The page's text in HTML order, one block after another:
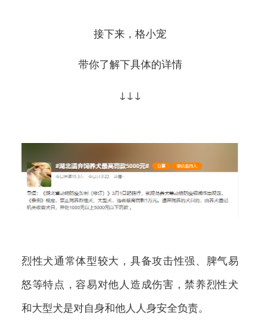
接下来，格小宠
带你了解下具体的详情
↓↓↓
烈性犬通常体型较大，具备攻击性强、脾气易
怒等特点，容易对他人造成伤害，禁养烈性犬
和大型犬是对自身和他人人身安全负责。